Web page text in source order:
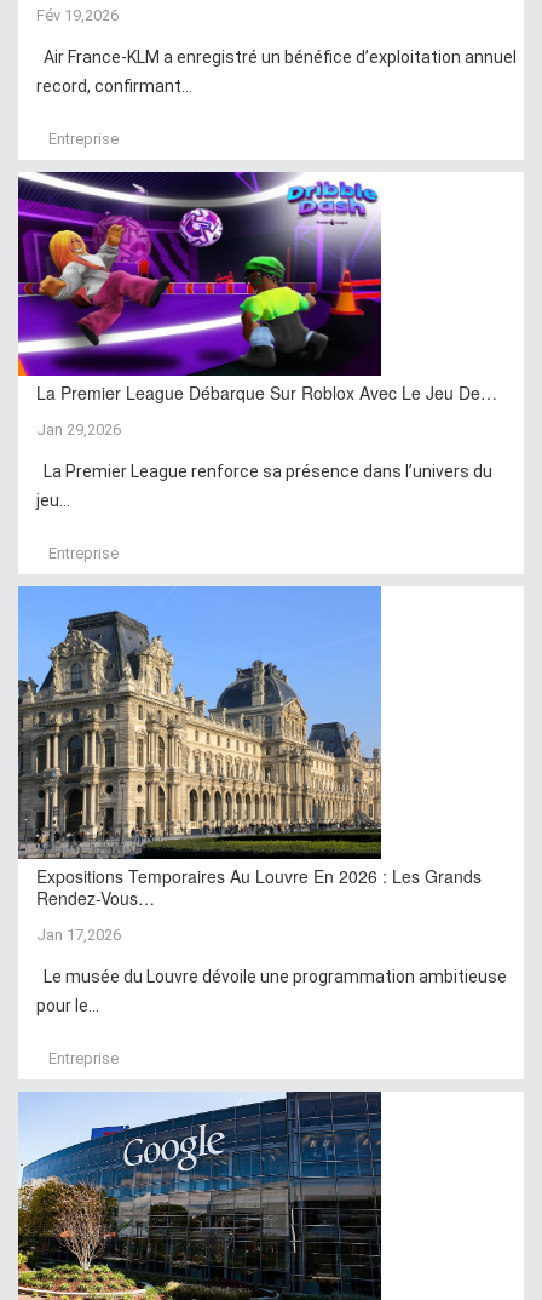
Fév 19,2026
Air France-KLM a enregistré un bénéfice d’exploitation annuel
record, confirmant...
Entreprise
La Premier League Débarque Sur Roblox Avec Le Jeu De…
Jan 29,2026
La Premier League renforce sa présence dans l’univers du
jeu...
Entreprise
Expositions Temporaires Au Louvre En 2026 : Les Grands
Rendez-Vous…
Jan 17,2026
Le musée du Louvre dévoile une programmation ambitieuse
pour le...
Entreprise